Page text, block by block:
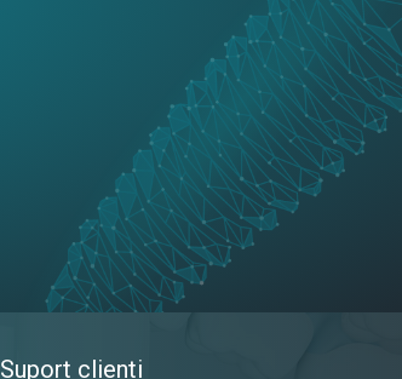
Suport clienti